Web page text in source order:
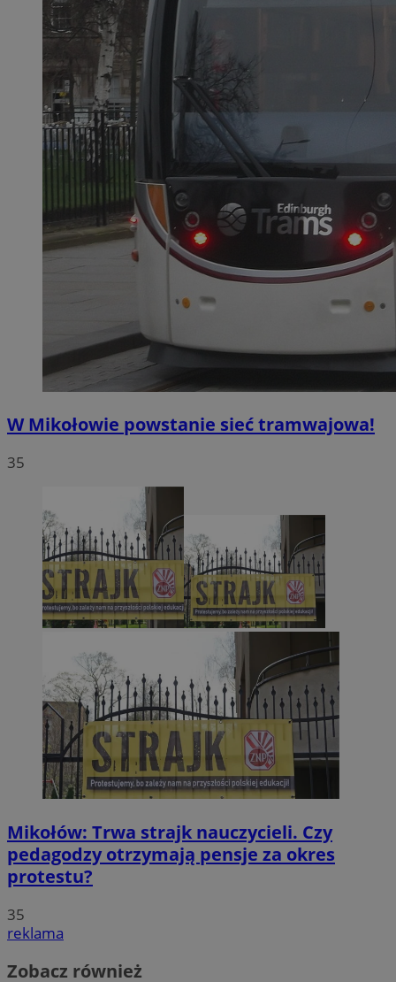
W Mikołowie powstanie sieć tramwajowa!
35
Mikołów: Trwa strajk nauczycieli. Czy
pedagodzy otrzymają pensje za okres
protestu?
35
reklama
Zobacz również